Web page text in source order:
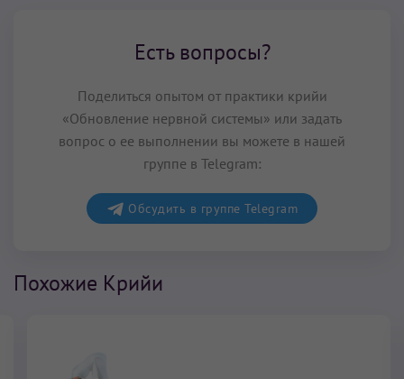
Есть вопросы?
Поделиться опытом от практики крийи
«Обновление нервной системы» или задать
вопрос о ее выполнении вы можете в нашей
группе в Telegram:
Обсудить в группе Telegram
Похожие Крийи